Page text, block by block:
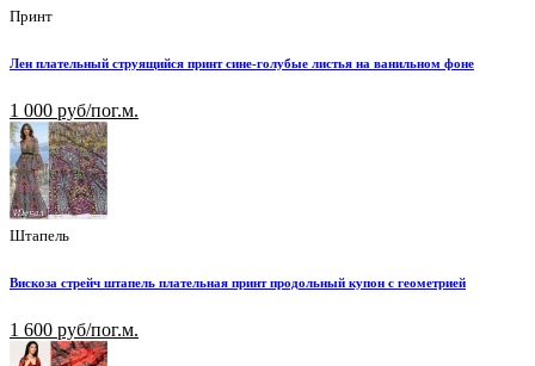
Принт
Лен плательный струящийся принт сине-голубые листья на ванильном фоне
1 000 руб/пог.м.
Штапель
Вискоза стрейч штапель плательная принт продольный купон с геометрией
1 600 руб/пог.м.